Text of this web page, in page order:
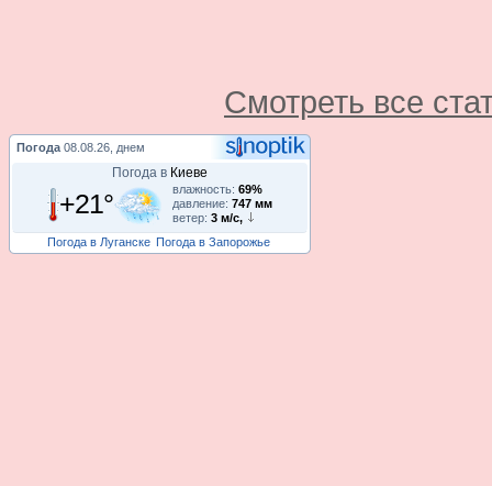
Смотреть все
Погода 08.08.26, днем
Погода в Киеве
+21° влажность: 69%
давление: 747 мм
ветер: 3 м/с,
Погода в Луганске Погода в Запорожье